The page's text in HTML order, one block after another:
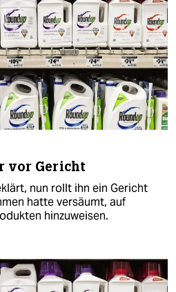
vor Gericht
nun rollt ihn ein Gericht
hatte versäumt, auf
hinzuweisen.